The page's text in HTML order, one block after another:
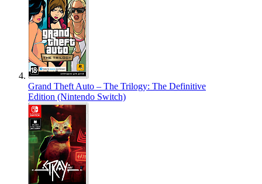
Grand Theft Auto – The Trilogy: The Definitive
Edition (Nintendo Switch)